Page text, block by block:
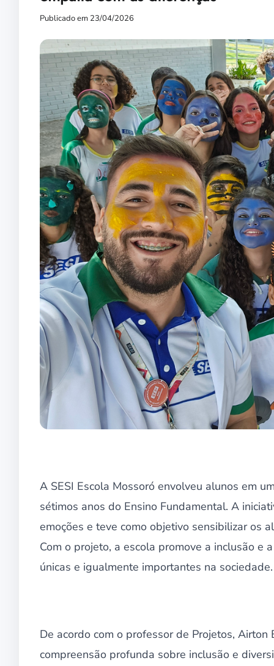
Publicado em 23/04/2026
A SESI Escola Mossoró envolveu alunos em
sétimos anos do Ensino Fundamental. A
emoções e teve como objetivo sensibilizar os
Com o projeto, a escola promove a inclusão e
únicas e igualmente importantes na sociedade.
De acordo com o professor de Projetos,
compreensão profunda sobre inclusão e